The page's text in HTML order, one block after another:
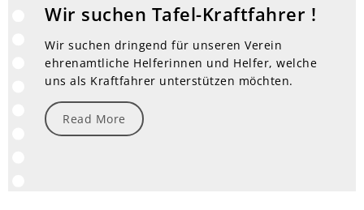
Wir suchen Tafel-Kraftfahrer !
Wir suchen dringend für unseren Verein
ehrenamtliche Helferinnen und Helfer, welche
uns als Kraftfahrer unterstützen möchten.
Read More